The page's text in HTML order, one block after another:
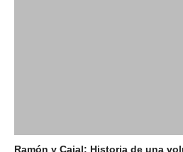
Ramón y Cajal: Historia de una